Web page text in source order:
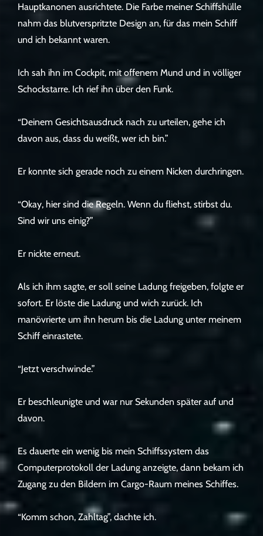
Hauptkanonen ausrichtete. Die Farbe meiner Schiffshülle
nahm das blutverspritzte Design an, für das mein Schiff
und ich bekannt waren.
Ich sah ihn im Cockpit, mit offenem Mund und in völliger
Schockstarre. Ich rief ihn über den Funk.
“Deinem Gesichtsausdruck nach zu urteilen, gehe ich
davon aus, dass du weißt, wer ich bin.”
Er konnte sich gerade noch zu einem Nicken durchringen.
“Okay, hier sind die Regeln. Wenn du fliehst, stirbst du.
Sind wir uns einig?”
Er nickte erneut.
Als ich ihm sagte, er soll seine Ladung freigeben, folgte er
sofort. Er löste die Ladung und wich zurück. Ich
manövrierte um ihn herum bis die Ladung unter meinem
Schiff einrastete.
“Jetzt verschwinde.”
Er beschleunigte und war nur Sekunden später auf und
davon.
Es dauerte ein wenig bis mein Schiffssystem das
Computerprotokoll der Ladung anzeigte, dann bekam ich
Zugang zu den Bildern im Cargo-Raum meines Schiffes.
“Komm schon, Zahltag”, dachte ich.